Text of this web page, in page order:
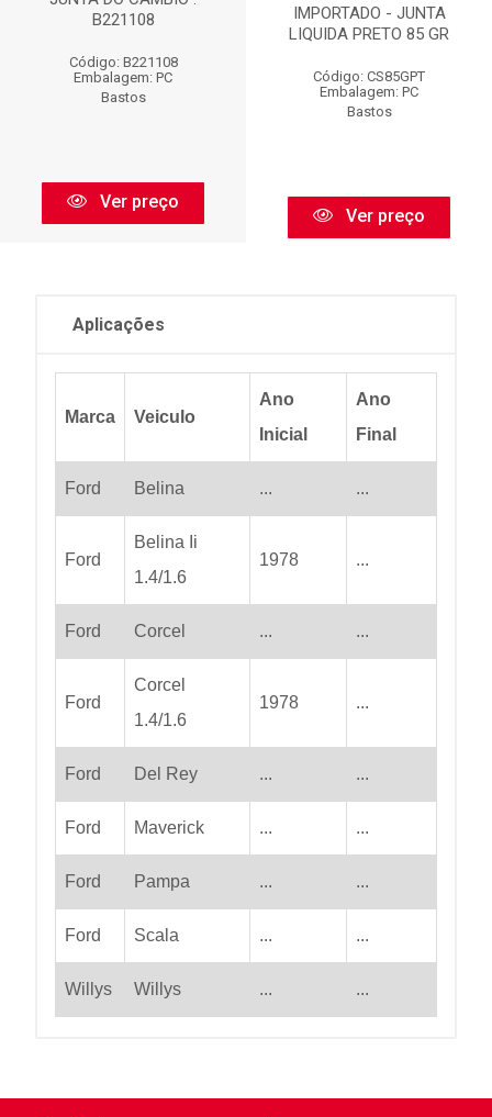
B221108
Código: B221108
Embalagem: PC
Bastos
Ver preço
IMPORTADO - JUNTA
LIQUIDA PRETO 85 GR
Código: CS85GPT
Embalagem: PC
Bastos
Ver preço
Aplicações
Marca Veiculo
Ano
Inicial
Ano
Final
Ford Belina ... ...
Ford
Belina Ii
1.4/1.6
1978 ...
Ford Corcel ... ...
Ford
Corcel
1.4/1.6
1978 ...
Ford Del Rey ... ...
Ford Maverick ... ...
Ford Pampa ... ...
Ford Scala ... ...
Willys Willys ... ...